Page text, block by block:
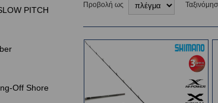
Προβολή ως
PITCH
Off Shore